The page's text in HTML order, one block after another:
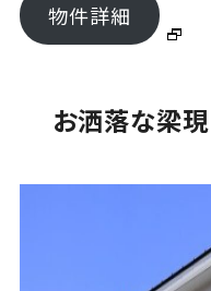
物件詳細
お洒落な梁